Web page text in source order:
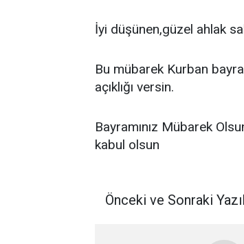
İyi düşünen,güzel ahlak
Bu mübarek Kurban
açıklığı versin.
Bayramınız Mübarek
kabul olsun
Önceki ve Sonraki